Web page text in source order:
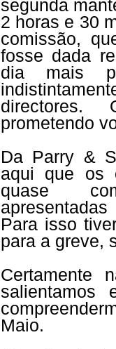
segunda
2 horas e 30
comissão,
fosse dada
dia mais
directores.
prometendo
Da Parry &
aqui que os
quase
Para isso
para a greve,
Certamente
salientamos
Maio.